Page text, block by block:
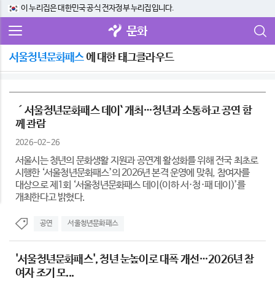
이 누리집은 대한민국 공식 전자정부 누리집입니다.
문화
서울청년문화패스에 대한 태그클라우드
´서울청년문화패스 데이` 개최…청년과 소통하고 공연 함
께 관람
2026-02-26
서울시는 청년의 문화생활 지원과 공연계 활성화를 위해 전국 최초로
시행한 ‘서울청년문화패스’의 2026년 본격 운영에 맞춰, 참여자를
대상으로 제1회 ‘서울청년문화패스 데이(이하 서·청·패 데이)’를
개최한다고 밝혔다.
공연 서울청년문화패스
'서울청년문화패스', 청년 눈높이로 대폭 개선…2026년 참
여자 조기 모...